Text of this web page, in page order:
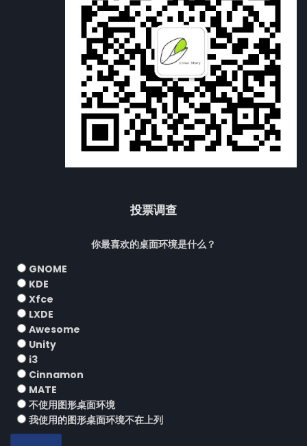
投票调查
你最喜欢的桌面环境是什么？
GNOME
KDE
Xfce
LXDE
Awesome
Unity
i3
Cinnamon
MATE
不使用图形桌面环境
我使用的图形桌面环境不在上列